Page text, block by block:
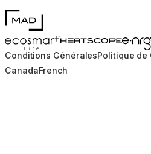
MAD Design
EcoSmart FireHEATSCOPE®e-
Conditions GénéralesPolitique
CanadaFrench